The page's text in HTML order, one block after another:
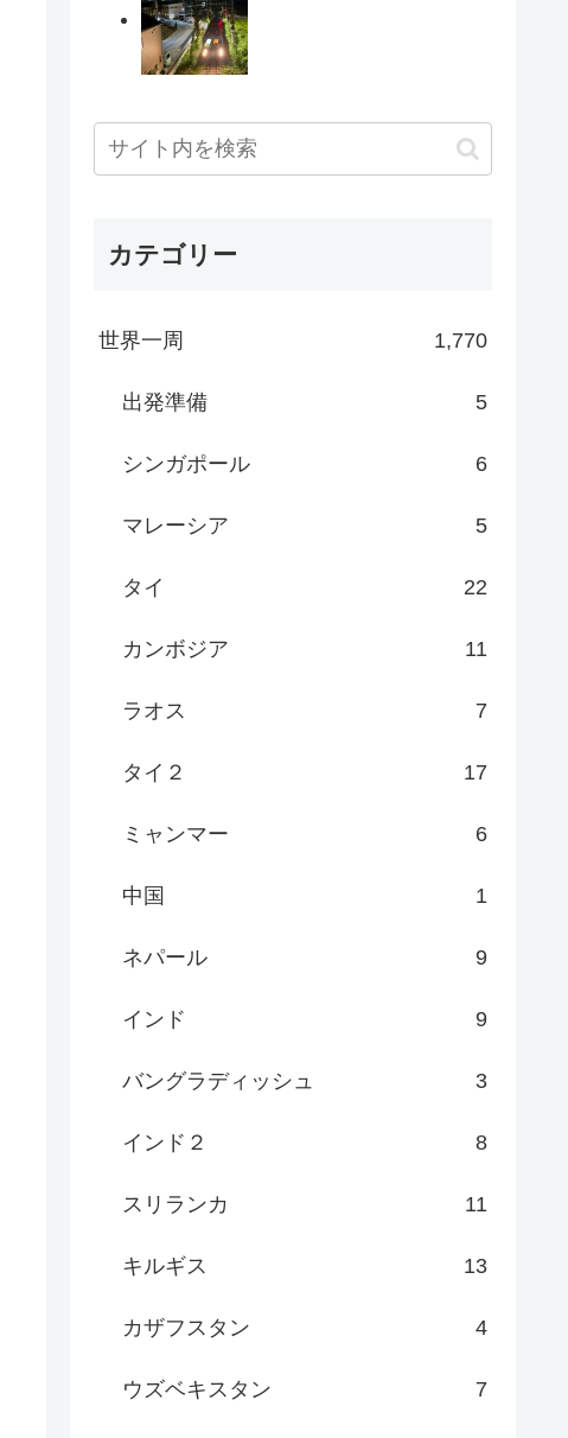
カテゴリー
世界一周 1,770
出発準備 5
シンガポール 6
マレーシア 5
タイ 22
カンボジア 11
ラオス 7
タイ２ 17
ミャンマー 6
中国 1
ネパール 9
インド 9
バングラディッシュ 3
インド２ 8
スリランカ 11
キルギス 13
カザフスタン 4
ウズベキスタン 7